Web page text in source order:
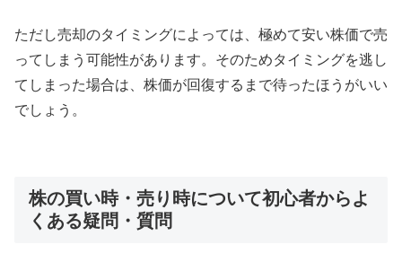
ただし売却のタイミングによっては、極めて安い株価で売
ってしまう可能性があります。そのためタイミングを逃し
てしまった場合は、株価が回復するまで待ったほうがいい
でしょう。
株の買い時・売り時について初心者からよ
くある疑問・質問